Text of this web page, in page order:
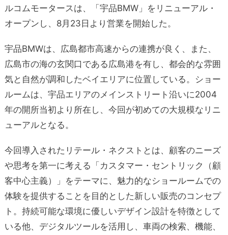
ルコムモータースは、「宇品BMW」をリニューアル・
オープンし、8月23日より営業を開始した。
宇品BMWは、広島都市高速からの連携が良く、また、
広島市の海の玄関口である広島港を有し、都会的な雰囲
気と自然が調和したベイエリアに位置している。ショー
ルームは、宇品エリアのメインストリート沿いに2004
年の開所当初より所在し、今回が初めての大規模なリニ
ューアルとなる。
今回導入されたリテール・ネクストとは、顧客のニーズ
や思考を第一に考える「カスタマー・セントリック（顧
客中心主義）」をテーマに、魅力的なショールームでの
体験を提供することを目的とした新しい販売のコンセプ
ト。持続可能な環境に優しいデザイン設計を特徴として
いる他、デジタルツールを活用し、車両の検索、機能、